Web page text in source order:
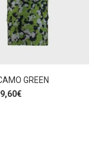
GREEN
9,60€